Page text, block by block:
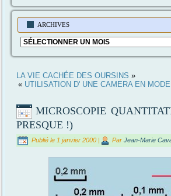
ARCHIVES
Archives
LA VIE CACHÉE DES OURSINS »
« UTILISATION D' UNE CAMERA EN
MICROSCOPIE
PRESQUE !)
Publié le 1 janvier 2000 Par Jean-Marie